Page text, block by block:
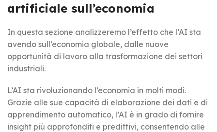
artificiale sull’economia
In questa sezione analizzeremo l’effetto che l’AI sta
avendo sull’economia globale, dalle nuove
opportunità di lavoro alla trasformazione dei settori
industriali.
L’AI sta rivoluzionando l’economia in molti modi.
Grazie alle sue capacità di elaborazione dei dati e di
apprendimento automatico, l’AI è in grado di fornire
insight più approfonditi e predittivi, consentendo alle